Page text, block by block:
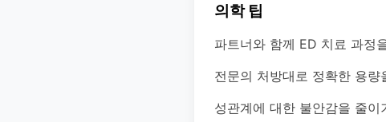
의학 팁
파트너와 함께 ED 치료 과정
전문의 처방대로 정확한 용
성관계에 대한 불안감을 줄